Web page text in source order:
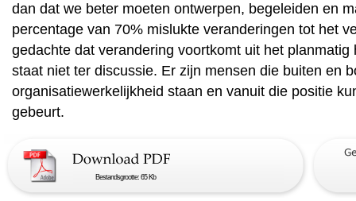
dan dat we beter moeten ontwerpen, begeleiden en
percentage van 70% mislukte veranderingen tot het
gedachte dat verandering voortkomt uit het
staat niet ter discussie. Er zijn mensen die buiten en
organisatiewerkelijkheid staan en vanuit die positie
gebeurt.
Bestandsgrootte: 65 Kb